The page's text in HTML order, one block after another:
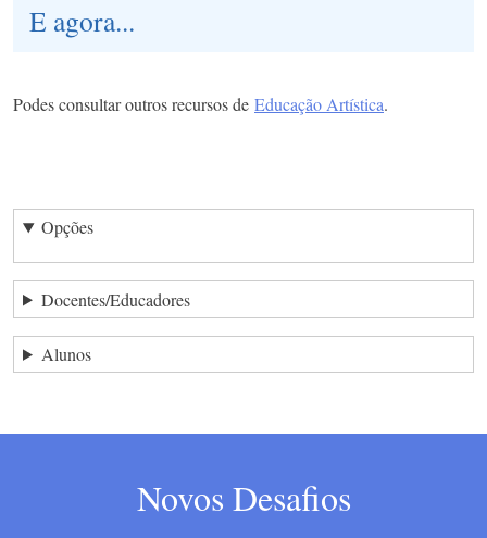
E agora...
Podes consultar outros recursos de Educação Artística.
Opções
Docentes/Educadores
Alunos
Novos Desafios